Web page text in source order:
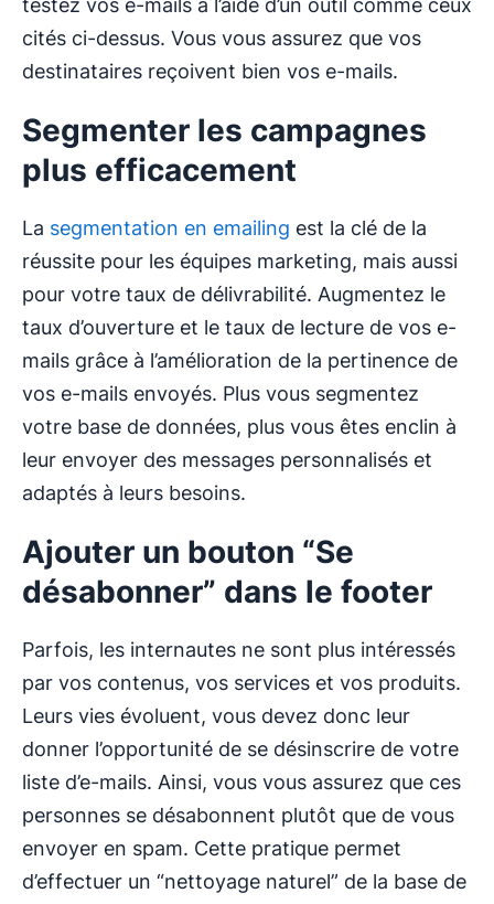
testez vos e-mails à l’aide d’un outil comme ceux
cités ci-dessus. Vous vous assurez que vos
destinataires reçoivent bien vos e-mails.
Segmenter les campagnes
plus efficacement
La segmentation en emailing est la clé de la
réussite pour les équipes marketing, mais aussi
pour votre taux de délivrabilité. Augmentez le
taux d’ouverture et le taux de lecture de vos e-
mails grâce à l’amélioration de la pertinence de
vos e-mails envoyés. Plus vous segmentez
votre base de données, plus vous êtes enclin à
leur envoyer des messages personnalisés et
adaptés à leurs besoins.
Ajouter un bouton “Se
désabonner” dans le footer
Parfois, les internautes ne sont plus intéressés
par vos contenus, vos services et vos produits.
Leurs vies évoluent, vous devez donc leur
donner l’opportunité de se désinscrire de votre
liste d’e-mails. Ainsi, vous vous assurez que ces
personnes se désabonnent plutôt que de vous
envoyer en spam. Cette pratique permet
d’effectuer un “nettoyage naturel” de la base de